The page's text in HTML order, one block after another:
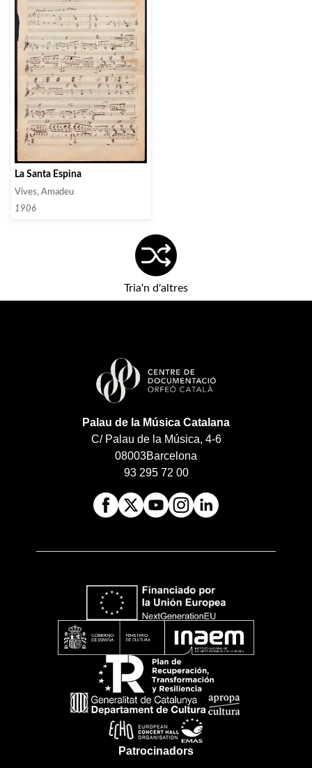
La Santa Espina
Vives, Amadeu
1906
Tria'n d'altres
Palau de la Música Catalana
C/ Palau de la Música, 4-6
08003Barcelona
93 295 72 00
Patrocinadors